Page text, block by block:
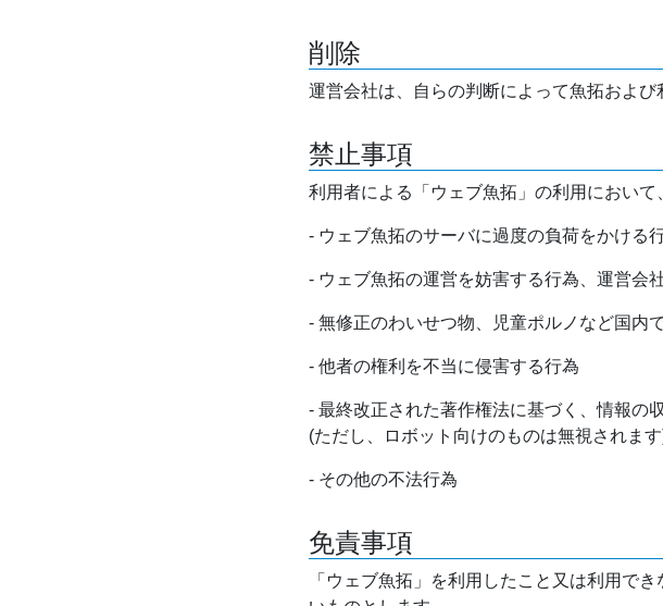
削除
運営会社は、自らの判断によって魚拓およ
禁止事項
利用者による「ウェブ魚拓」の利用において
- ウェブ魚拓のサーバに過度の負荷をかける
- ウェブ魚拓の運営を妨害する行為、運営会
- 無修正のわいせつ物、児童ポルノなど国内
- 他者の権利を不当に侵害する行為
- 最終改正された著作権法に基づく、情報の
(ただし、ロボット向けのものは無視されま
- その他の不法行為
免責事項
「ウェブ魚拓」を利用したこと又は利用で